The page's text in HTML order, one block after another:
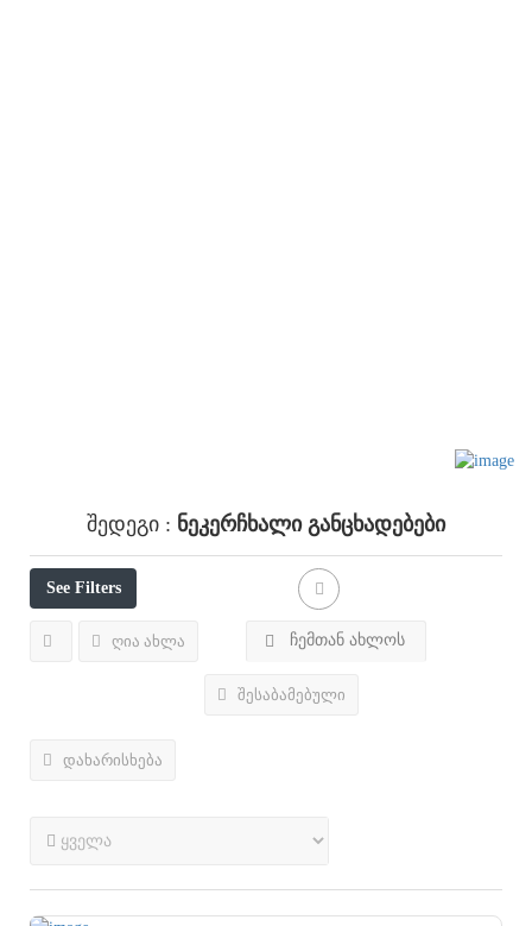
Შედეგი : Ნეკერჩხალი Განცხადებები
See Filters
ღია ახლა ჩემთან ახლოს
შესაბამებული
დახარისხება